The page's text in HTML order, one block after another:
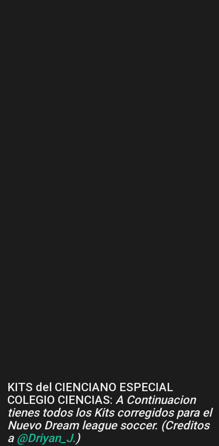
KITS del CIENCIANO ESPECIAL
COLEGIO CIENCIAS: A Continuacion
tienes todos los Kits corregidos para el
Nuevo Dream league soccer. (Creditos
a @Driyan_J.)